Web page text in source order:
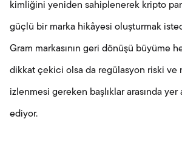
kimliğini yeniden sahiplenerek kripto
güçlü bir marka hikâyesi oluşturmak
Gram markasının geri dönüşü büyüme
dikkat çekici olsa da regülasyon riski ve
izlenmesi gereken başlıklar arasında yer
ediyor.